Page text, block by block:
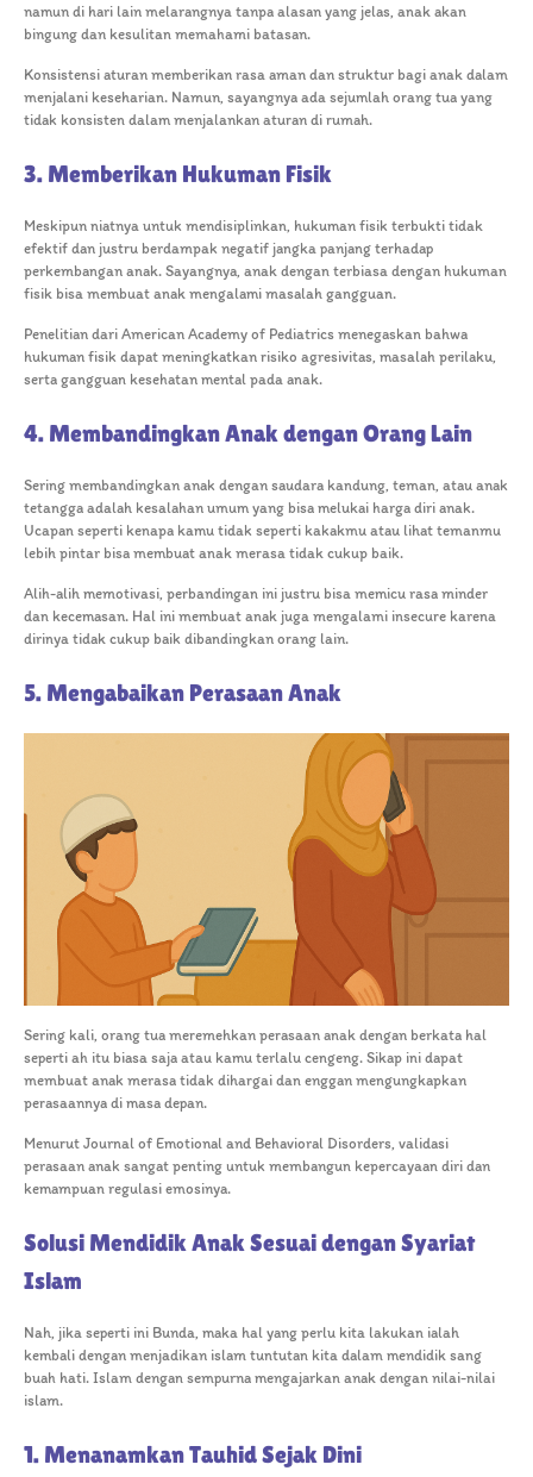
namun di hari lain melarangnya tanpa alasan yang jelas, anak akan
bingung dan kesulitan memahami batasan.
Konsistensi aturan memberikan rasa aman dan struktur bagi anak dalam
menjalani keseharian. Namun, sayangnya ada sejumlah orang tua yang
tidak konsisten dalam menjalankan aturan di rumah.
3. Memberikan Hukuman Fisik
Meskipun niatnya untuk mendisiplinkan, hukuman fisik terbukti tidak
efektif dan justru berdampak negatif jangka panjang terhadap
perkembangan anak. Sayangnya, anak dengan terbiasa dengan hukuman
fisik bisa membuat anak mengalami masalah gangguan.
Penelitian dari American Academy of Pediatrics menegaskan bahwa
hukuman fisik dapat meningkatkan risiko agresivitas, masalah perilaku,
serta gangguan kesehatan mental pada anak.
4. Membandingkan Anak dengan Orang Lain
Sering membandingkan anak dengan saudara kandung, teman, atau anak
tetangga adalah kesalahan umum yang bisa melukai harga diri anak.
Ucapan seperti kenapa kamu tidak seperti kakakmu atau lihat temanmu
lebih pintar bisa membuat anak merasa tidak cukup baik.
Alih-alih memotivasi, perbandingan ini justru bisa memicu rasa minder
dan kecemasan. Hal ini membuat anak juga mengalami insecure karena
dirinya tidak cukup baik dibandingkan orang lain.
5. Mengabaikan Perasaan Anak
Sering kali, orang tua meremehkan perasaan anak dengan berkata hal
seperti ah itu biasa saja atau kamu terlalu cengeng. Sikap ini dapat
membuat anak merasa tidak dihargai dan enggan mengungkapkan
perasaannya di masa depan.
Menurut Journal of Emotional and Behavioral Disorders, validasi
perasaan anak sangat penting untuk membangun kepercayaan diri dan
kemampuan regulasi emosinya.
Solusi Mendidik Anak Sesuai dengan Syariat
Islam
Nah, jika seperti ini Bunda, maka hal yang perlu kita lakukan ialah
kembali dengan menjadikan islam tuntutan kita dalam mendidik sang
buah hati. Islam dengan sempurna mengajarkan anak dengan nilai-nilai
islam.
1. Menanamkan Tauhid Sejak Dini